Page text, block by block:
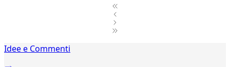
2Idee e Commenti